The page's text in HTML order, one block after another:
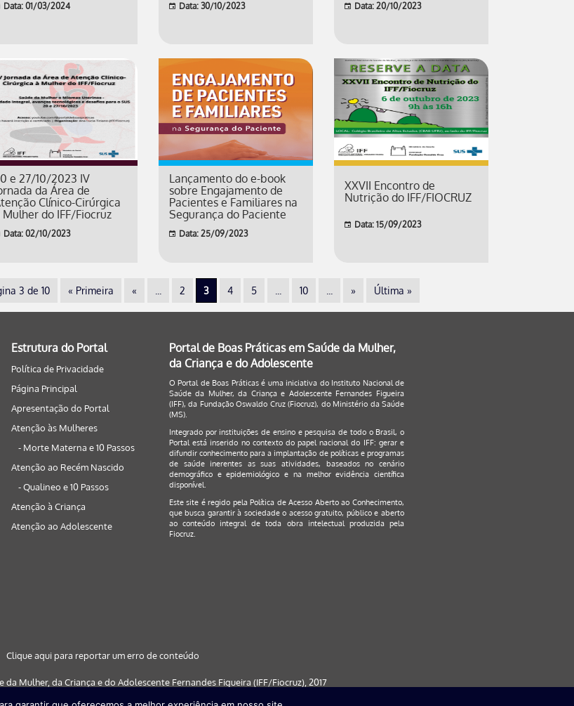
Data: 01/03/2024 Data: 30/10/2023 Data: 20/10/2023
e 27/10/2023 IV
da Área de
Clínico-Cirúrgica
Mulher do IFF/Fiocruz
Data: 02/10/2023
Lançamento do e-book
sobre Engajamento de
Pacientes e Familiares na
Segurança do Paciente
Data: 25/09/2023
XXVII Encontro de
Nutrição do IFF/FIOCRUZ
Data: 15/09/2023
3 de 10 « Primeira « 2 3 4 5 10 » Última »
Estrutura do Portal
Política de Privacidade
Página Principal
Apresentação do Portal
Atenção às Mulheres
- Morte Materna e 10 Passos
Atenção ao Recém Nascido
- Qualineo e 10 Passos
Atenção à Criança
Atenção ao Adolescente
Portal de Boas Práticas em Saúde da Mulher,
da Criança e do Adolescente
O Portal de Boas Práticas é uma iniciativa do Instituto Nacional de
Saúde da Mulher, da Criança e Adolescente Fernandes Figueira
(IFF), da Fundação Oswaldo Cruz (Fiocruz), do Ministério da Saúde
(MS).
Integrado por instituições de ensino e pesquisa de todo o Brasil, o
Portal está inserido no contexto do papel nacional do IFF: gerar e
difundir conhecimento para a implantação de políticas e programas
de saúde inerentes as suas atividades, baseados no cenário
demográfico e epidemiológico e na melhor evidência científica
disponível.
Este site é regido pelaPolítica de Acesso Aberto ao Conhecimento,
que busca garantir à sociedade o acesso gratuito, público e aberto
ao conteúdo integral de toda obra intelectual produzida pela
Fiocruz.
Clique aqui para reportar um erro de conteúdo
Mulher, da Criança e do Adolescente Fernandes Figueira (IFF/Fiocruz), 2017